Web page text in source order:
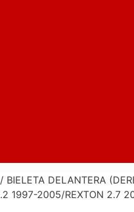
/ BIELETA DELANTERA
1997-2005/REXTON 2.7